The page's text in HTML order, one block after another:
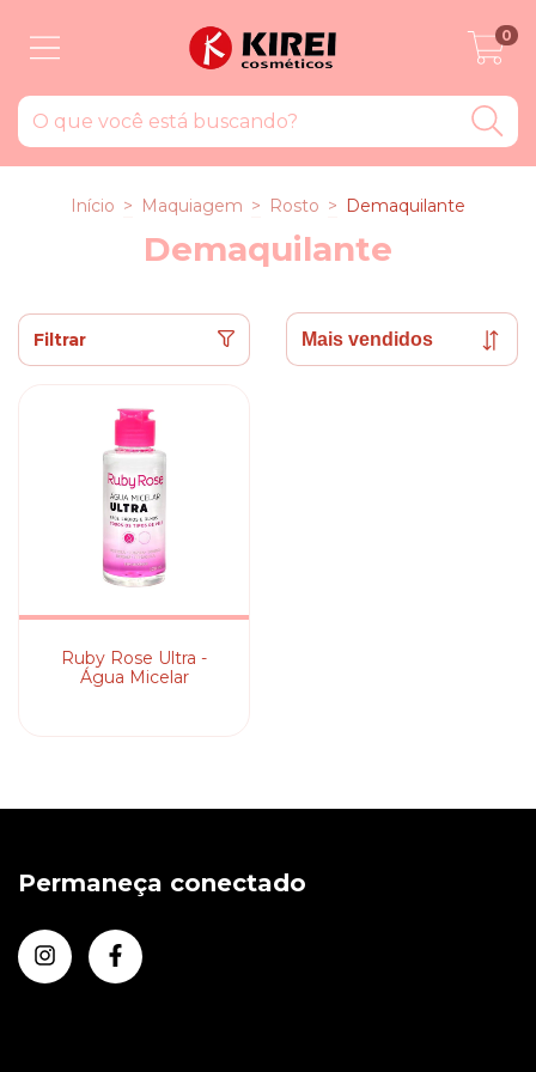
0
Início > Maquiagem > Rosto > Demaquilante
Demaquilante
Filtrar
Ruby Rose Ultra -
Água Micelar
Permaneça conectado